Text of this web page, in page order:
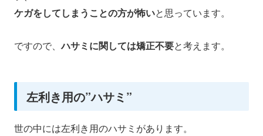
ケガをしてしまうことの方が怖いと思っています。
ですので、ハサミに関しては矯正不要と考えます。
左利き用の”ハサミ”
世の中には左利き用のハサミがあります。